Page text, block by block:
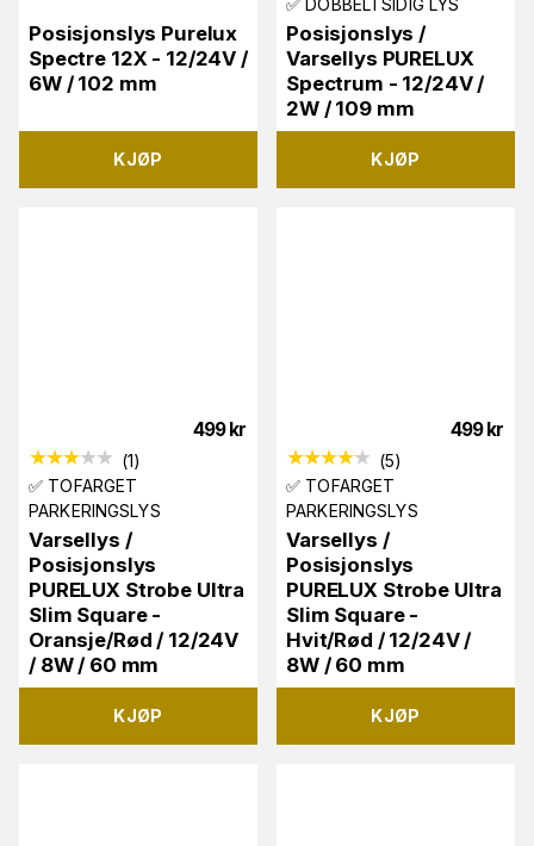
Posisjonslys Purelux
Spectre 12X - 12/24V /
6W / 102 mm
KJØP
✅ DOBBELTSIDIG LYS
Posisjonslys /
Varsellys PURELUX
Spectrum - 12/24V /
2W / 109 mm
KJØP
499 kr
(1)
✅ TOFARGET
PARKERINGSLYS
Varsellys /
Posisjonslys
PURELUX Strobe Ultra
Slim Square -
Oransje/Rød / 12/24V
/ 8W / 60 mm
KJØP
499 kr
(5)
✅ TOFARGET
PARKERINGSLYS
Varsellys /
Posisjonslys
PURELUX Strobe Ultra
Slim Square -
Hvit/Rød / 12/24V /
8W / 60 mm
KJØP